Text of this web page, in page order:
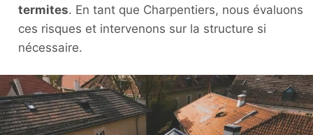
termites. En tant que Charpentiers, nous évaluons
ces risques et intervenons sur la structure si
nécessaire.